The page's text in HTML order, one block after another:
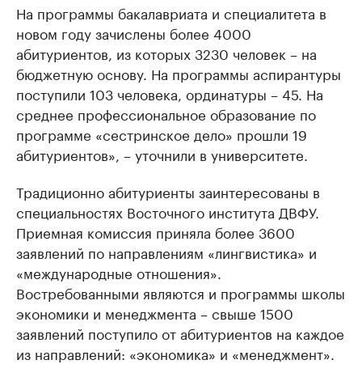
На программы бакалавриата и специалитета в
новом году зачислены более 4000
абитуриентов, из которых 3230 человек – на
бюджетную основу. На программы аспирантуры
поступили 103 человека, ординатуры – 45. На
среднее профессиональное образование по
программе «сестринское дело» прошли 19
абитуриентов», – уточнили в университете.
Традиционно абитуриенты заинтересованы в
специальностях Восточного института ДВФУ.
Приемная комиссия приняла более 3600
заявлений по направлениям «лингвистика» и
«международные отношения».
Востребованными являются и программы школы
экономики и менеджмента – свыше 1500
заявлений поступило от абитуриентов на каждое
из направлений: «экономика» и «менеджмент».